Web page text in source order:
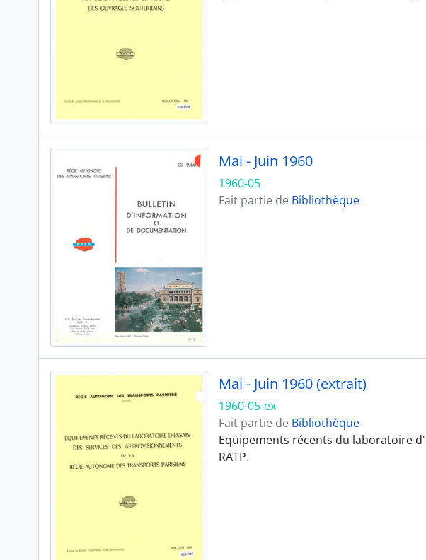
Mai - Juin 1960
1960-05
Fait partie de Bibliothèque
Mai - Juin 1960 (extrait)
1960-05-ex
Fait partie de Bibliothèque
Equipements récents du laboratoire
RATP.